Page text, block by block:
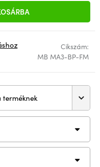
Cikszám:
MB MA3-BP-FM
terméknek